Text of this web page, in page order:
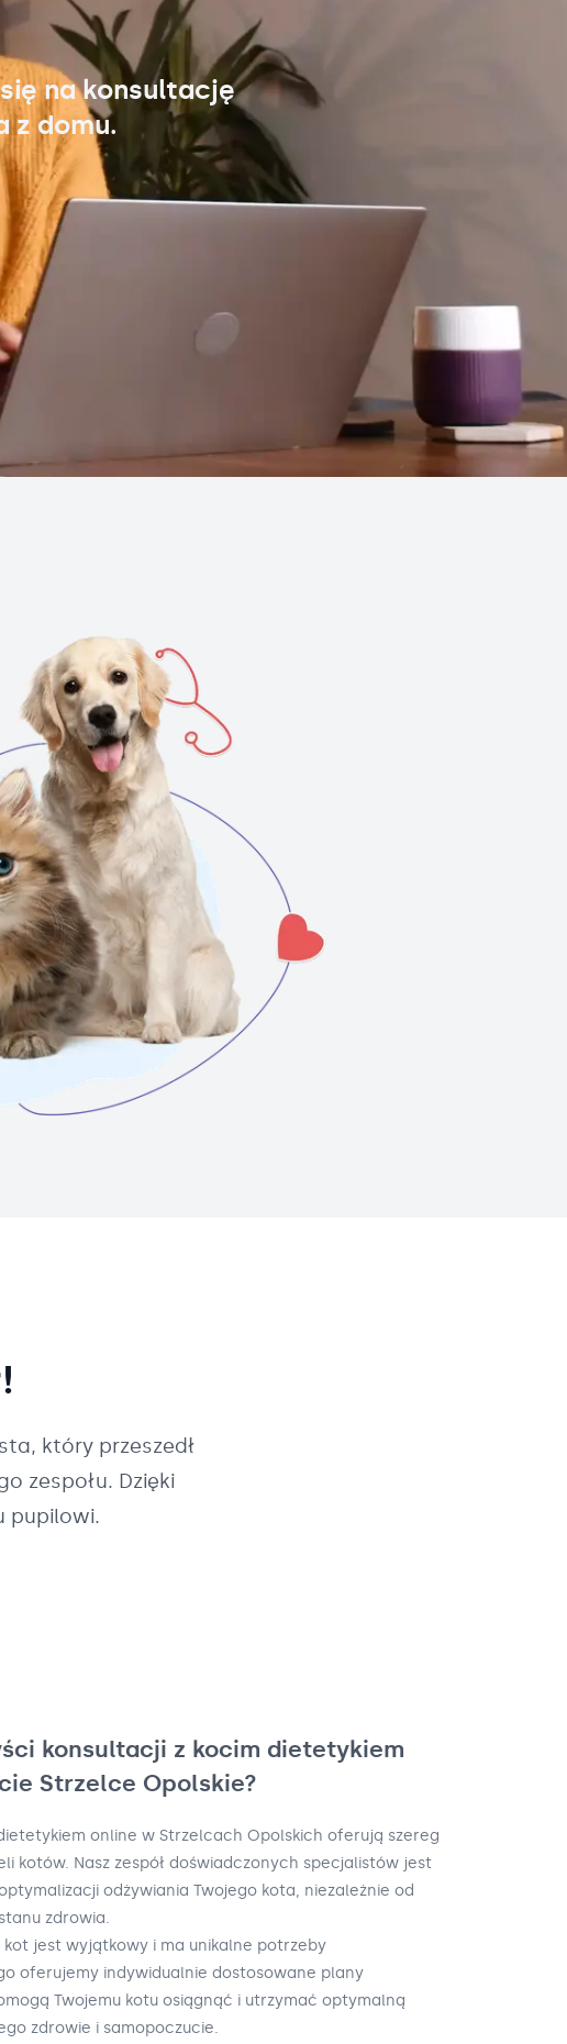
na konsultację
z domu.
który przeszedł
zespołu. Dzięki
pupilowi.
konsultacji z kocim dietetykiem
Strzelce Opolskie?
online w Strzelcach Opolskich oferują szereg
kotów. Nasz zespół doświadczonych specjalistów jest
odżywiania Twojego kota, niezależnie od
zdrowia.
kot jest wyjątkowy i ma unikalne potrzeby
oferujemy indywidualnie dostosowane plany
Twojemu kotu osiągnąć i utrzymać optymalną
zdrowie i samopoczucie.